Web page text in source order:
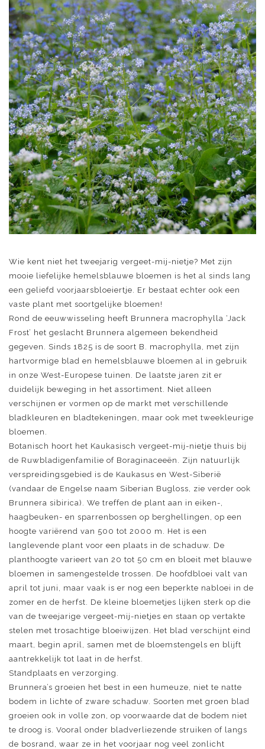
Wie kent niet het tweejarig vergeet-mij-nietje? Met zijn
mooie liefelijke hemelsblauwe bloemen is het al sinds lang
een geliefd voorjaarsbloeiertje. Er bestaat echter ook een
vaste plant met soortgelijke bloemen!
Rond de eeuwwisseling heeft Brunnera macrophylla ‘Jack
Frost’ het geslacht Brunnera algemeen bekendheid
gegeven. Sinds 1825 is de soort B. macrophylla, met zijn
hartvormige blad en hemelsblauwe bloemen al in gebruik
in onze West-Europese tuinen. De laatste jaren zit er
duidelijk beweging in het assortiment. Niet alleen
verschijnen er vormen op de markt met verschillende
bladkleuren en bladtekeningen, maar ook met tweekleurige
bloemen.
Botanisch hoort het Kaukasisch vergeet-mij-nietje thuis bij
de Ruwbladigenfamilie of Boraginaceeën. Zijn natuurlijk
verspreidingsgebied is de Kaukasus en West-Siberië
(vandaar de Engelse naam Siberian Bugloss, zie verder ook
Brunnera sibirica). We treffen de plant aan in eiken-,
haagbeuken- en sparrenbossen op berghellingen, op een
hoogte variërend van 500 tot 2000 m. Het is een
langlevende plant voor een plaats in de schaduw. De
planthoogte varieert van 20 tot 50 cm en bloeit met blauwe
bloemen in samengestelde trossen. De hoofdbloei valt van
april tot juni, maar vaak is er nog een beperkte nabloei in de
zomer en de herfst. De kleine bloemetjes lijken sterk op die
van de tweejarige vergeet-mij-nietjes en staan op vertakte
stelen met trosachtige bloeiwijzen. Het blad verschijnt eind
maart, begin april, samen met de bloemstengels en blijft
aantrekkelijk tot laat in de herfst.
Standplaats en verzorging.
Brunnera’s groeien het best in een humeuze, niet te natte
bodem in lichte of zware schaduw. Soorten met groen blad
groeien ook in volle zon, op voorwaarde dat de bodem niet
te droog is. Vooral onder bladverliezende struiken of langs
de bosrand, waar ze in het voorjaar nog veel zonlicht